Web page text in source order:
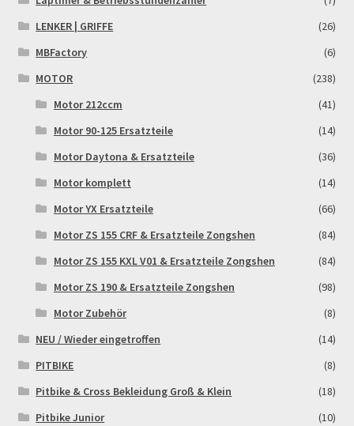
Zahlung & Versand
Zahlungsarten
LENKER | GRIFFE
(26)
MBFactory
(6)
MOTOR
(238)
Motor 212ccm
(41)
Motor 90-125 Ersatzteile
(14)
Motor Daytona & Ersatzteile
(36)
Motor komplett
(14)
Motor YX Ersatzteile
(66)
Motor ZS 155 CRF & Ersatzteile Zongshen
(84)
Motor ZS 155 KXL V01 & Ersatzteile Zongshen
(84)
Motor ZS 190 & Ersatzteile Zongshen
(98)
Motor Zubehör
(8)
NEU / Wieder eingetroffen
(14)
PITBIKE
(8)
Pitbike & Cross Bekleidung Groß & Klein
(18)
Pitbike Junior
(10)